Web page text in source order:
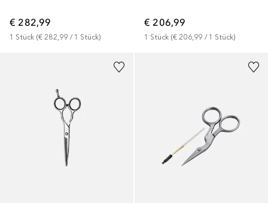
€ 282,99
1 Stück (€ 282,99 / 1 Stück)
€ 206,99
1 Stück (€ 206,99 / 1 Stück)